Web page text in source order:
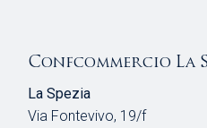
Confcommercio La
La Spezia
Via Fontevivo, 19/f